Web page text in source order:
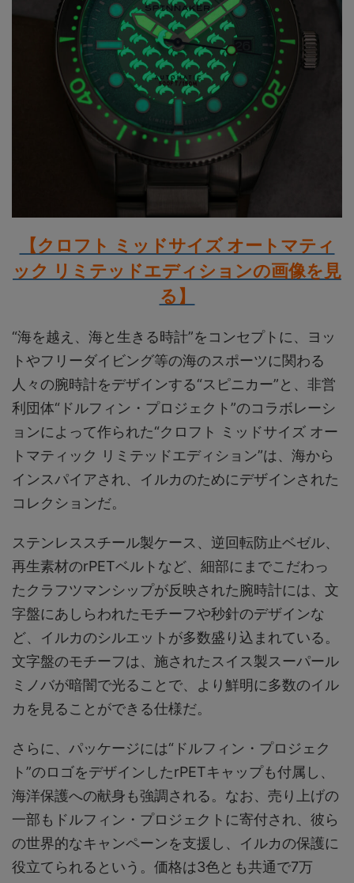
【クロフト ミッドサイズ オートマティ
ック リミテッドエディションの画像を見
る】
“海を越え、海と生きる時計”をコンセプトに、ヨッ
トやフリーダイビング等の海のスポーツに関わる
人々の腕時計をデザインする“スピニカー”と、非営
利団体“ドルフィン・プロジェクト”のコラボレーシ
ョンによって作られた“クロフト ミッドサイズ オー
トマティック リミテッドエディション”は、海から
インスパイアされ、イルカのためにデザインされた
コレクションだ。
ステンレススチール製ケース、逆回転防止ベゼル、
再生素材のrPETベルトなど、細部にまでこだわっ
たクラフツマンシップが反映された腕時計には、文
字盤にあしらわれたモチーフや秒針のデザインな
ど、イルカのシルエットが多数盛り込まれている。
文字盤のモチーフは、施されたスイス製スーパール
ミノバが暗闇で光ることで、より鮮明に多数のイル
カを見ることができる仕様だ。
さらに、パッケージには“ドルフィン・プロジェク
ト”のロゴをデザインしたrPETキャップも付属し、
海洋保護への献身も強調される。なお、売り上げの
一部もドルフィン・プロジェクトに寄付され、彼ら
の世界的なキャンペーンを支援し、イルカの保護に
役立てられるという。価格は3色とも共通で7万